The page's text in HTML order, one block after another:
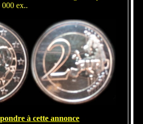
ex..
à cette annonce